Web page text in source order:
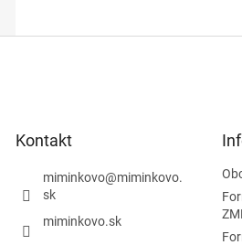
Kontakt
miminkovo@miminkovo.
sk
miminkovo.sk